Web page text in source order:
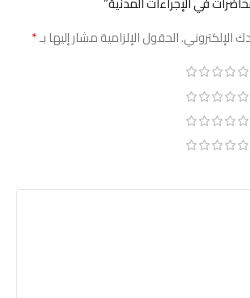
الإلكتروني.الحقول الإلزامية مشار إليها بـ*